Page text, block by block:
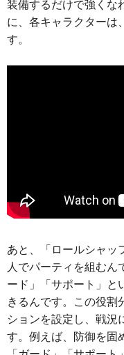
装備するだけで強くな
に、各キャラクターは
す。
あと、「ロールシャッ
人でパーティを組むん
ード」「サポート」と
きるんです。この役割
ションを設定し、戦況
す。例えば、防御を固